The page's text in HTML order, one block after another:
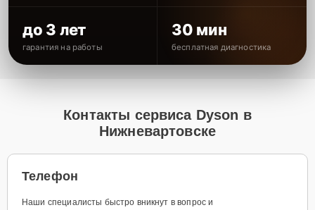
до 3 лет
гарантия на работы
30 мин
бесплатная диагностика
Контакты сервиса Dyson в
Нижневартовске
Телефон
Наши специалисты быстро вникнут в вопрос и